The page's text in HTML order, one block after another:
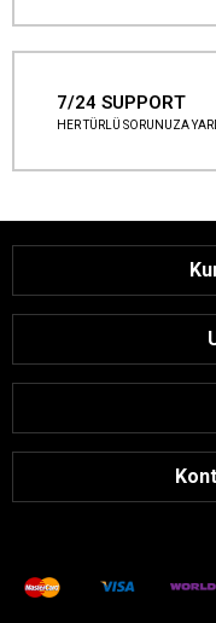
7/24 SUPPORT
HER TÜRLÜ SORUNUZA